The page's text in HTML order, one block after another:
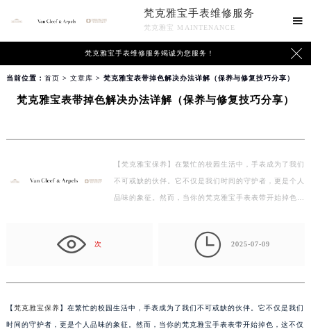
梵克雅宝手表维修服务
梵克雅宝 MAINTENANCE

梵克雅宝手表维修服务竭诚为您服务！ 
当前位置： 首页 > 文章库 > 梵克雅宝表带掉色解决办法详解（保养与修复技巧分享）
梵克雅宝表带掉色解决办法详解（保养与修复技巧分享）
【梵克雅宝保养】在繁忙的校园生活中，手表成为了我们
不可或缺的伙伴。它不仅是我们时间的守护者，更是个人
品味的象征。然而，当你的梵克雅宝手表表带开始掉色…
次  2025-07-09
【梵克雅宝保养】在繁忙的校园生活中，手表成为了我们不可或缺的伙伴。它不仅是我们
时间的守护者，更是个人品味的象征。然而，当你的梵克雅宝手表表带开始掉色，这不仅